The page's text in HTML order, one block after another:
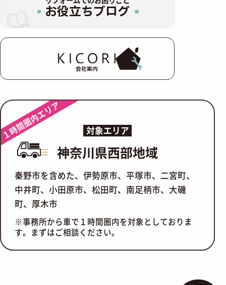
お役立ちブログ
会社案内
１時間圏内エリア 対象エリア
神奈川県西部地域
秦野市を含めた、伊勢原市、平塚市、二宮町、
中井町、小田原市、松田町、南足柄市、大磯
町、厚木市
※事務所から車で１時間圏内を対象としておりま
す。まずはご相談ください。